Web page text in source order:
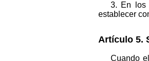
3. En los
establecer
Artículo 5.
Cuando